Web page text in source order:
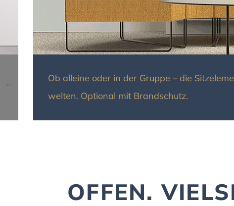
Ob alleine oder in der Gruppe – die
welten. Optional mit Brandschutz.
OFFEN.